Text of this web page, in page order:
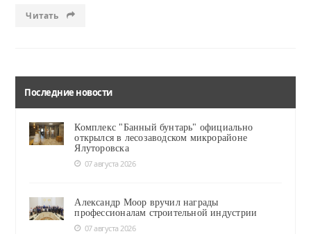
Читать
Последние новости
Комплекс "Банный бунтарь" официально
открылся в лесозаводском микрорайоне
Ялуторовска
07 августа 2026
Александр Моор вручил награды
профессионалам строительной индустрии
07 августа 2026